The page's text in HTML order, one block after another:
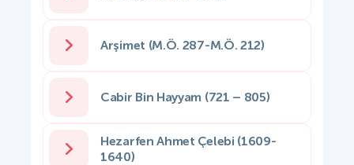
Arşimet (M.Ö. 287-M.Ö. 212)
Cabir Bin Hayyam (721 – 805)
Hezarfen Ahmet Çelebi (1609-
1640)